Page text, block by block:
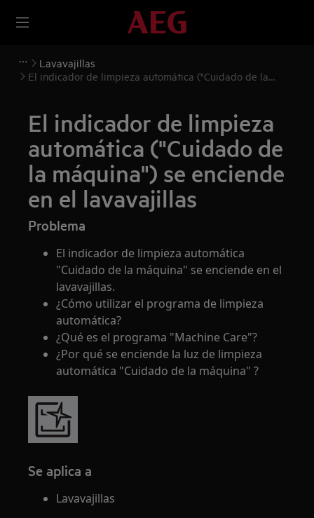
Lavavajillas
El indicador de limpieza automática ("Cuidado de la
El indicador de limpieza
automática ("Cuidado de
la máquina") se enciende
en el lavavajillas
Problema
El indicador de limpieza automática
"Cuidado de la máquina" se enciende en el
lavavajillas.
¿Cómo utilizar el programa de limpieza
automática?
¿Qué es el programa "Machine Care"?
¿Por qué se enciende la luz de limpieza
automática "Cuidado de la máquina" ?
Se aplica a
Lavavajillas